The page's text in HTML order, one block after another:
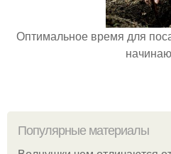
Оптимальное время для
Популярные материалы